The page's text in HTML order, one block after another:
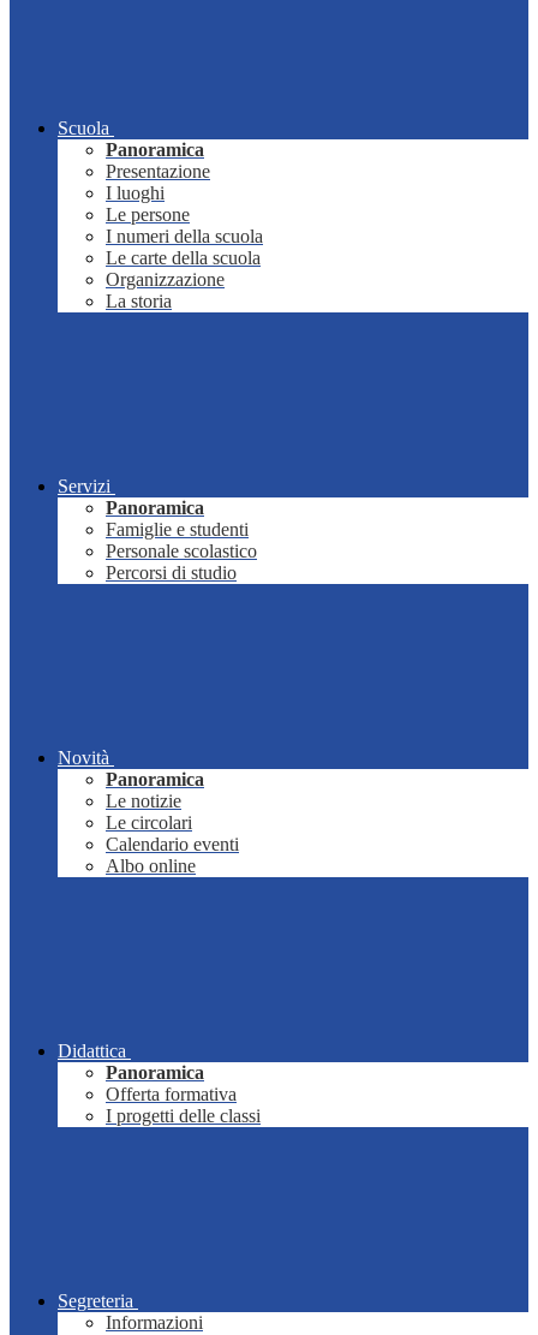
Scuola
Panoramica
Presentazione
I luoghi
Le persone
I numeri della scuola
Le carte della scuola
Organizzazione
La storia
Servizi
Panoramica
Famiglie e studenti
Personale scolastico
Percorsi di studio
Novità
Panoramica
Le notizie
Le circolari
Calendario eventi
Albo online
Didattica
Panoramica
Offerta formativa
I progetti delle classi
Segreteria
Informazioni